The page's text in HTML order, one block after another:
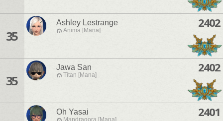
35
Ashley Lestrange
Anima [Mana]
2402
35
Jawa San
Titan [Mana]
2402
Oh Yasai
Mandragora [Mana]
2401